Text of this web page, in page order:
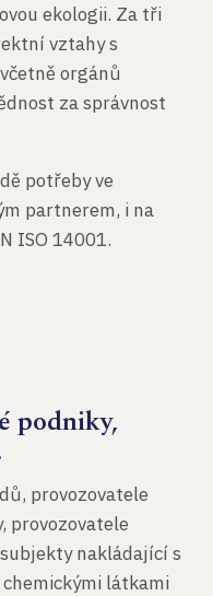
ekologii. Za tři
vztahy s
orgánů
za správnost
potřeby ve
partnerem, i na
ISO 14001.
podniky,
provozovatele
provozovatele
nakládající s
látkami